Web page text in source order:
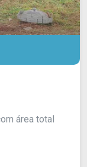
área total